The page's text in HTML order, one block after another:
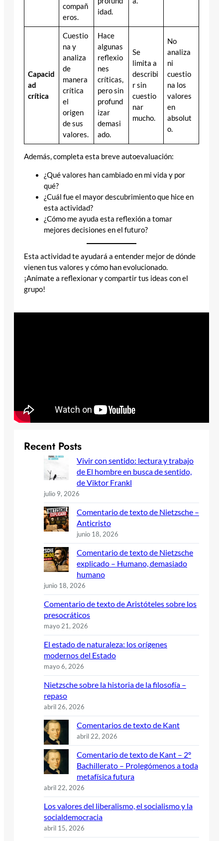
compañ
eros.
idad.
Capacid
ad
crítica
Cuestio
na y
analiza
de
manera
crítica
el
origen
de sus
valores.
Hace
algunas
reflexio
nes
críticas,
pero sin
profund
izar
demasi
ado.
Se
limita a
describi
r sin
cuestio
nar
mucho.
No
analiza
ni
cuestio
na los
valores
en
absolut
o.
Además, completa esta breve autoevaluación:
¿Qué valores han cambiado en mi vida y por
qué?
¿Cuál fue el mayor descubrimiento que hice en
esta actividad?
¿Cómo me ayuda esta reflexión a tomar
mejores decisiones en el futuro?
Esta actividad te ayudará a entender mejor de dónde
vienen tus valores y cómo han evolucionado.
¡Anímate a reflexionar y compartir tus ideas con el
grupo!
Recent Posts
Vivir con sentido: lectura y trabajo
de El hombre en busca de sentido,
de Viktor Frankl
julio 9, 2026
Comentario de texto de Nietzsche –
Anticristo
junio 18, 2026
Comentario de texto de Nietzsche
explicado – Humano, demasiado
humano
junio 18, 2026
Comentario de texto de Aristóteles sobre los
presocráticos
mayo 21, 2026
El estado de naturaleza: los orígenes
modernos del Estado
mayo 6, 2026
Nietzsche sobre la historia de la filosofía –
repaso
abril 26, 2026
Comentarios de texto de Kant
abril 22, 2026
Comentario de texto de Kant – 2º
Bachillerato – Prolegómenos a toda
metafísica futura
abril 22, 2026
Los valores del liberalismo, el socialismo y la
socialdemocracia
abril 15, 2026